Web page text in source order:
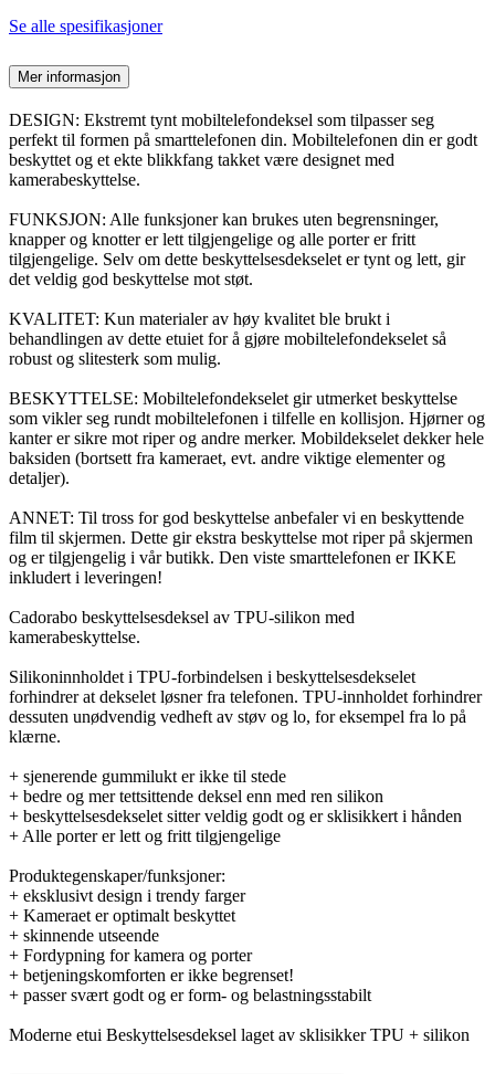
Se alle spesifikasjoner
Mer informasjon
DESIGN: Ekstremt tynt mobiltelefondeksel som tilpasser seg
perfekt til formen på smarttelefonen din. Mobiltelefonen din er godt
beskyttet og et ekte blikkfang takket være designet med
kamerabeskyttelse.
FUNKSJON: Alle funksjoner kan brukes uten begrensninger,
knapper og knotter er lett tilgjengelige og alle porter er fritt
tilgjengelige. Selv om dette beskyttelsesdekselet er tynt og lett, gir
det veldig god beskyttelse mot støt.
KVALITET: Kun materialer av høy kvalitet ble brukt i
behandlingen av dette etuiet for å gjøre mobiltelefondekselet så
robust og slitesterk som mulig.
BESKYTTELSE: Mobiltelefondekselet gir utmerket beskyttelse
som vikler seg rundt mobiltelefonen i tilfelle en kollisjon. Hjørner og
kanter er sikre mot riper og andre merker. Mobildekselet dekker hele
baksiden (bortsett fra kameraet, evt. andre viktige elementer og
detaljer).
ANNET: Til tross for god beskyttelse anbefaler vi en beskyttende
film til skjermen. Dette gir ekstra beskyttelse mot riper på skjermen
og er tilgjengelig i vår butikk. Den viste smarttelefonen er IKKE
inkludert i leveringen!
Cadorabo beskyttelsesdeksel av TPU-silikon med
kamerabeskyttelse.
Silikoninnholdet i TPU-forbindelsen i beskyttelsesdekselet
forhindrer at dekselet løsner fra telefonen. TPU-innholdet forhindrer
dessuten unødvendig vedheft av støv og lo, for eksempel fra lo på
klærne.
+ sjenerende gummilukt er ikke til stede
+ bedre og mer tettsittende deksel enn med ren silikon
+ beskyttelsesdekselet sitter veldig godt og er sklisikkert i hånden
+ Alle porter er lett og fritt tilgjengelige
Produktegenskaper/funksjoner:
+ eksklusivt design i trendy farger
+ Kameraet er optimalt beskyttet
+ skinnende utseende
+ Fordypning for kamera og porter
+ betjeningskomforten er ikke begrenset!
+ passer svært godt og er form- og belastningsstabilt
Moderne etui Beskyttelsesdeksel laget av sklisikker TPU + silikon